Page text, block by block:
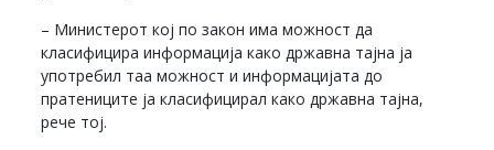
– Министерот кој по закон има можност да
класифицира информација како државна тајна ја
употребил таа можност и информацијата до
пратениците ја класифицирал како државна тајна,
рече тој.